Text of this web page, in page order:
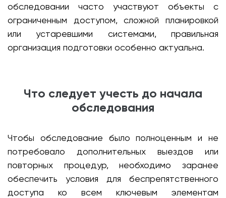
обследовании часто участвуют объекты с
ограниченным доступом, сложной планировкой
или устаревшими системами, правильная
организация подготовки особенно актуальна.
Что следует учесть до начала
обследования
Чтобы обследование было полноценным и не
потребовало дополнительных выездов или
повторных процедур, необходимо заранее
обеспечить условия для беспрепятственного
доступа ко всем ключевым элементам